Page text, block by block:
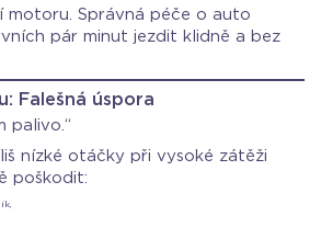
motoru. Správná péče o auto
pár minut jezdit klidně a bez
Falešná úspora
palivo.“
nízké otáčky při vysoké zátěži
poškodit: